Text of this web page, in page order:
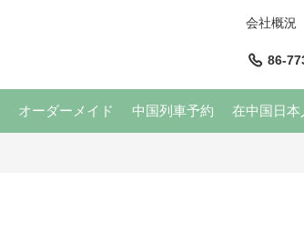
会社概況
86-
オーダーメイド 中国列車予約 在中国日本